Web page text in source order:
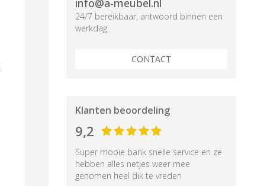
info@a-meubel.nl
24/7 bereikbaar, antwoord binnen een
werkdag
CONTACT
Klanten beoordeling
9,2
Super mooie bank snelle service en ze
hebben alles netjes weer mee
genomen heel dik te vreden